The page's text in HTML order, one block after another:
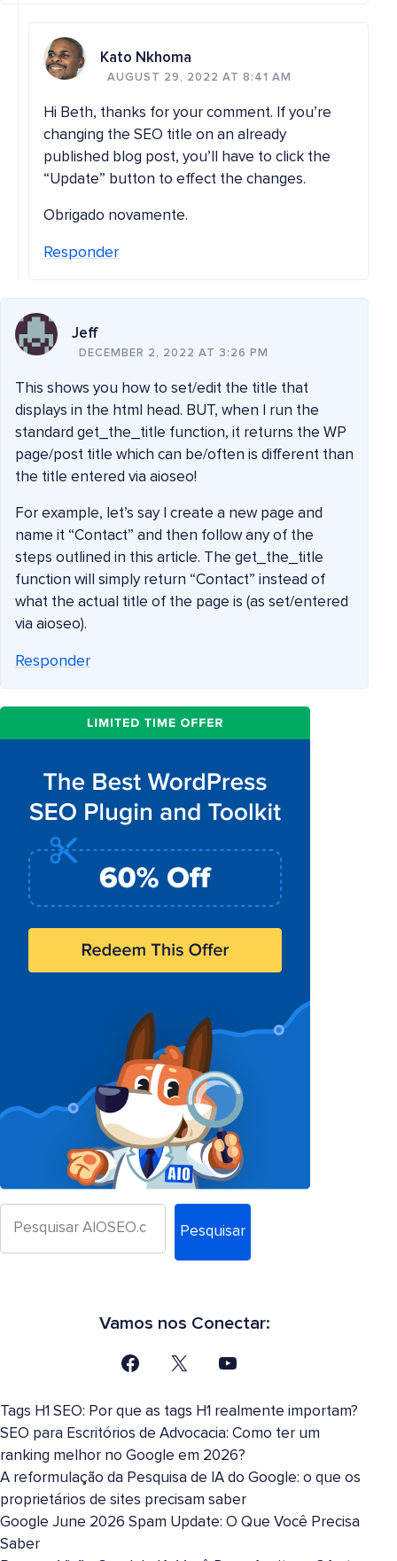
Kato Nkhoma
AUGUST 29, 2022 AT 8:41 AM
Hi Beth, thanks for your comment. If you’re
changing the SEO title on an already
published blog post, you’ll have to click the
“Update” button to effect the changes.
Obrigado novamente.
Responder
Jeff
DECEMBER 2, 2022 AT 3:26 PM
This shows you how to set/edit the title that
displays in the html head. BUT, when I run the
standard get_the_title function, it returns the WP
page/post title which can be/often is different than
the title entered via aioseo!
For example, let’s say I create a new page and
name it “Contact” and then follow any of the
steps outlined in this article. The get_the_title
function will simply return “Contact” instead of
what the actual title of the page is (as set/entered
via aioseo).
Responder
Pesquisar
Vamos nos Conectar:
Tags H1 SEO: Por que as tags H1 realmente importam?
SEO para Escritórios de Advocacia: Como ter um
ranking melhor no Google em 2026?
A reformulação da Pesquisa de IA do Google: o que os
proprietários de sites precisam saber
Google June 2026 Spam Update: O Que Você Precisa
Saber